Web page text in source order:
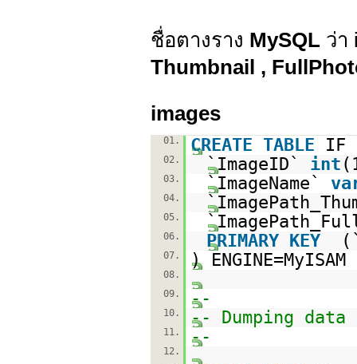
ชื่อตางราง MySQL ว่า
Thumbnail ,
images
01. CREATE TABLE IF
02. `ImageID` int
03. `ImageName`
04.
05.
06. PRIMARY KEY
07. )
08.
09.
--
10. -- Dumping
11. --
12.